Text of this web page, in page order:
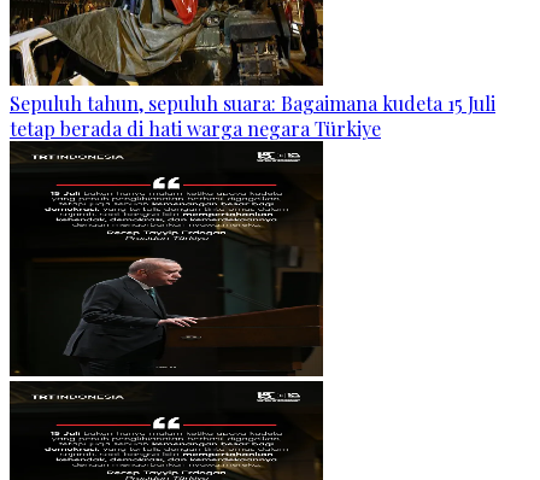
Sepuluh tahun, sepuluh suara: Bagaimana kudeta 15 Juli
tetap berada di hati warga negara Türkiye